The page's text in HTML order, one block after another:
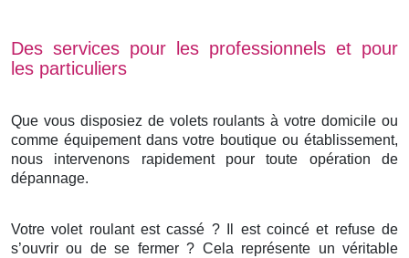
Des services pour les professionnels et pour
les particuliers
Que vous disposiez de volets roulants à votre domicile ou
comme équipement dans votre boutique ou établissement,
nous intervenons rapidement pour toute opération de
dépannage.
Votre volet roulant est cassé ? Il est coincé et refuse de
s’ouvrir ou de se fermer ? Cela représente un véritable